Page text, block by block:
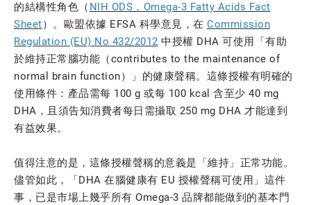
的結構性角色（ NIH ODS，Omega-3 Fatty Acids Fact
Sheet）。歐盟依據 EFSA 科學意見，在 Commission
Regulation (EU) No 432/2012 中授權 DHA 可使用「有助
於維持正常腦功能（contributes to the maintenance of
normal brain function）」的健康聲稱。這條授權有明確的
使用條件：產品需每 100 g 或每 100 kcal 含至少 40 mg
DHA，且須告知消費者每日需攝取 250 mg DHA 才能達到
有益效果。
值得注意的是，這條授權聲稱的意義是「維持」正常功能。
儘管如此，「DHA 在腦健康有 EU 授權聲稱可使用」這件
事，已是市場上幾乎所有 Omega-3 品牌都能做到的基本門